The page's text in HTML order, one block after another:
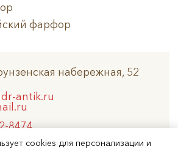
cookies для персонализации и
фарфор
набережная, 52
antik.ru
8474
6926